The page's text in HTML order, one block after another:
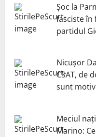
Șoc la
fasciste în
partidul
Nicuşor
CSAT, de
sunt
Meciul
Marino: